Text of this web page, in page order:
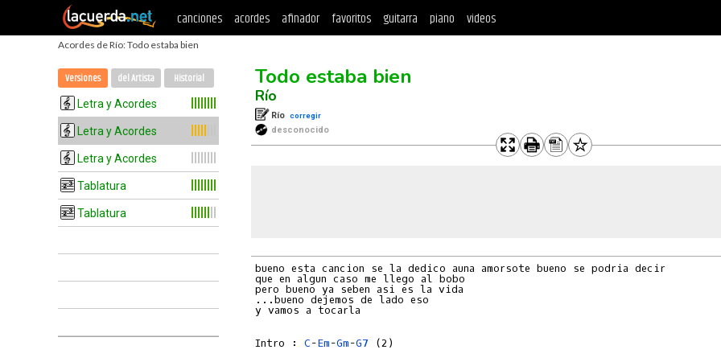
canciones acordes afinador favoritos guitarra piano videos
Acordes de Río: Todo estaba bien
Versiones del Artista Historial
Letra y Acordes
Letra y Acordes
Letra y Acordes
Tablatura
Tablatura
Todo estaba bien
Río
Río corregir
desconocido
bueno esta cancion se la dedico auna amorsote bueno se podria decir
que en algun caso me llego al bobo
pero bueno ya seben asi es la vida
...bueno dejemos de lado eso
y vamos a tocarla
Intro : C-Em-Gm-G7 (2)